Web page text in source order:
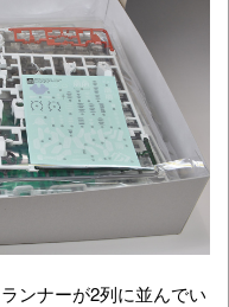
ンナーが2列に並んでい